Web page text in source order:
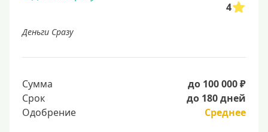
4
Деньги Сразу
Сумма
до 100 000 ₽
Срок
до 180 дней
Одобрение
Среднее